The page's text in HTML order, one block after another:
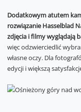
Dodatkowym atutem
rozwiązanie Hasselblad
zdjęcia i filmy wyglądają
więc odzwierciedlić
własne oczy. Dla
edycji i większą